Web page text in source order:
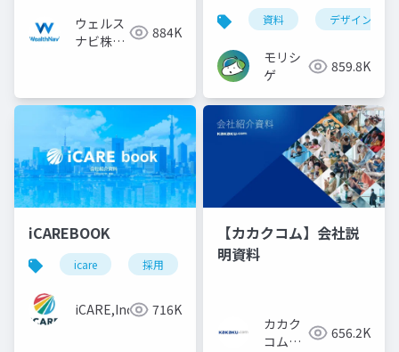
ウェルス
ナビ株式
884K
資料 デザイン
モリシ
ゲ
859.8K
iCAREBOOK
icare 採用 カルチャーデック
iCARE,Inc 716K
【カカクコム】会社説
明資料
カカク
コム採
656.2K